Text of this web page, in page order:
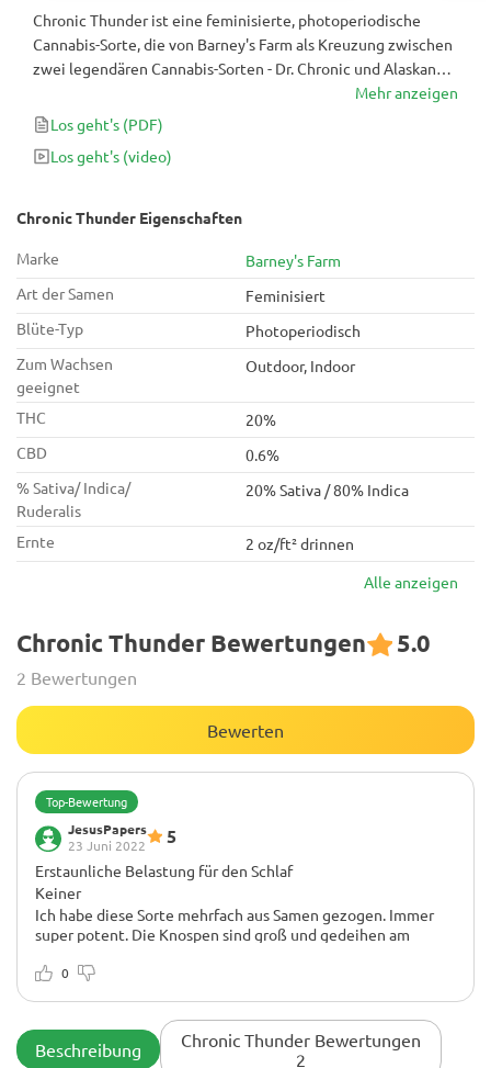
Chronic Thunder ist eine feminisierte, photoperiodische
Cannabis-Sorte, die von Barney's Farm als Kreuzung zwischen
zwei legendären Cannabis-Sorten - Dr. Chronic und Alaskan
Thunder Fuck - gezüchtet wurde, um nach nur 8,5 Wochen
Blüte eine fantastische Hybride mit Erträgen von bis zu 600 g
/ m2 zu erhalten. wirklich ein fantastischer Hybrid!
Mehr anzeigen
Los geht's (PDF)
Los geht's (video)
Chronic Thunder Eigenschaften
Marke
Barney's Farm
Art der Samen
Feminisiert
Blüte-Typ
Photoperiodisch
Zum Wachsen
geeignet
Outdoor, Indoor
THC
20%
CBD
0.6%
% Sativa/ Indica/
Ruderalis
20% Sativa / 80% Indica
Ernte
2 oz/ft² drinnen
Alle anzeigen
Chronic Thunder Bewertungen 5.0
2 Bewertungen
Bewerten
Top-Bewertung
JesusPapers
23 Juni 2022
5
Erstaunliche Belastung für den Schlaf
Keiner
Ich habe diese Sorte mehrfach aus Samen gezogen. Immer
super potent. Die Knospen sind groß und gedeihen am
die Seitenknospen sind schwer. 67-75 Tage und Du wirst ein
langlebig und ist ein Tageswrecker. Wird Ihre Depression
töten und Sie dann in eine bequeme Schlafposition bringen.
0
Beschreibung
Chronic Thunder Bewertungen
2